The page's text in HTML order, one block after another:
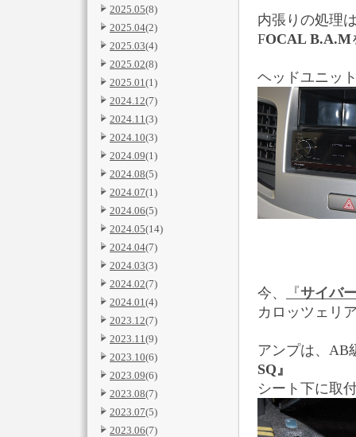
2025.05(8)
2025.04(2)
2025.03(4)
2025.02(8)
2025.01(1)
2024.12(7)
2024.11(3)
2024.10(3)
2024.09(1)
2024.08(5)
2024.07(1)
2024.06(5)
2024.05(14)
2024.04(7)
2024.03(3)
2024.02(7)
2024.01(4)
2023.12(7)
2023.11(9)
2023.10(6)
2023.09(6)
2023.08(7)
2023.07(5)
2023.06(7)
内張りの処理
FOCAL B.A.M
ヘッドユニッ
今、 『サイバ
カロッツェリ
アンプは、AB
SQ』
シート下に取